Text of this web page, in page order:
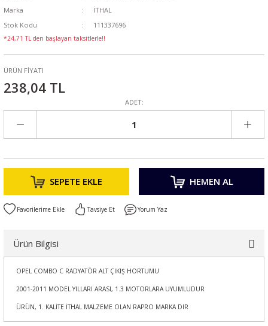
Marka
İTHAL
Stok Kodu
111337696
*24,71 TL den başlayan taksitlerle!!
ÜRÜN FİYATI
238,04 TL
ADET:
SEPETE EKLE HEMEN AL
Tavsiye Et Yorum Yaz
Ürün Bilgisi
OPEL COMBO C RADYATÖR ALT ÇIKIŞ HORTUMU
2001-2011 MODEL YILLARI ARASI, 1.3 MOTORLARA UYUMLUDUR
ÜRÜN, 1. KALİTE İTHAL MALZEME OLAN RAPRO MARKA DIR